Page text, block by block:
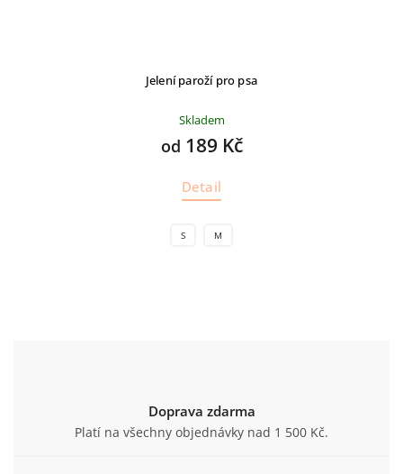
Jelení paroží pro psa
Skladem
od 189 Kč
Detail
S M
Doprava zdarma
Platí na všechny objednávky nad 1 500 Kč.